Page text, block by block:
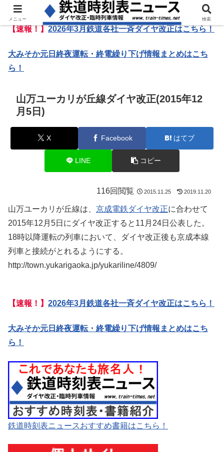
【速報！】2026年3月鉄道各社一斉ダイヤ改正はこちら！
大みそか元日終夜運転・終電繰り下げ情報まとめはこち
ら！
山万ユーカリが丘線ダイヤ改正(2015年12
月5日)
X Facebook はてブ
LINE コピー
116回閲覧 2015.11.25 2019.11.20
山万ユーカリが丘線は、 京成電鉄ダイヤ改正に合わせて
2015年12月5日にダイヤ改正すると11月24日公表した。
18時以降運転の列車において、ダイヤ改正後も京成本線
列車と接続がとれるようにする。
http://town.yukarigaoka.jp/yukariline/4809/
【速報！】 2026年3月鉄道各社一斉ダイヤ改正はこちら！
大みそか元日終夜運転・終電繰り下げ情報まとめはこち
ら！
鉄道時刻表ニュースおすすめ書籍はこちら！
メニュー 検索